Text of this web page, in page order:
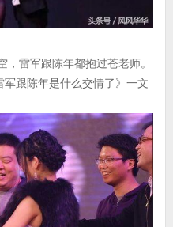
雷军跟陈年都抱过苍老师。
跟陈年是什么交情了》一文